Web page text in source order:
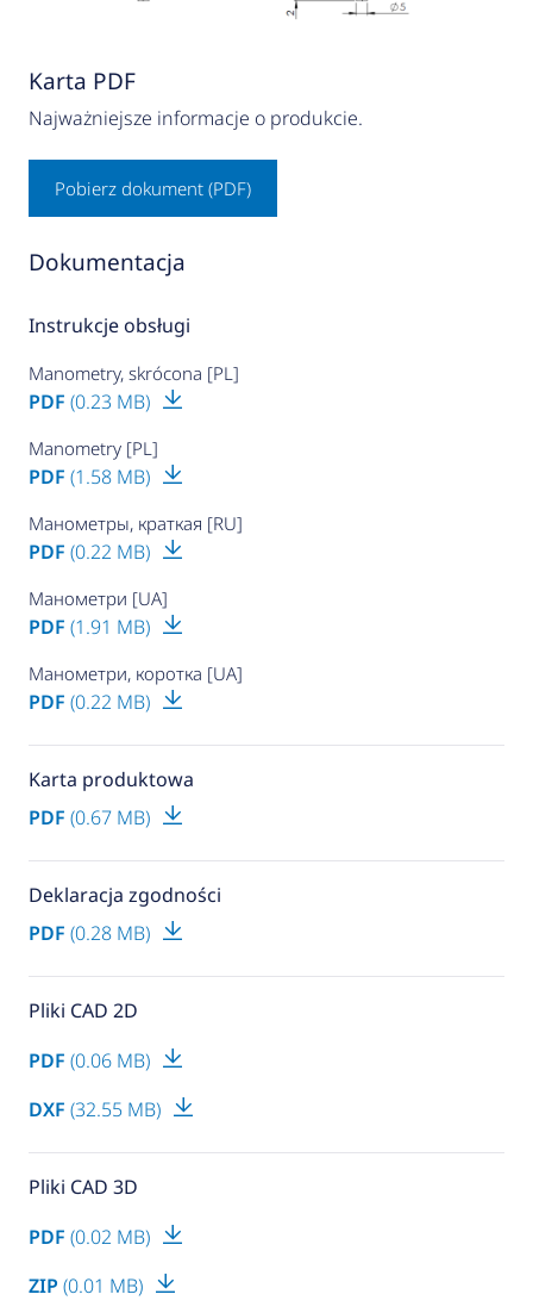
Karta PDF
Najważniejsze informacje o produkcie.
Pobierz dokument (PDF)
Dokumentacja
Instrukcje obsługi
Manometry, skrócona [PL]
PDF (0.23 MB)
Manometry [PL]
PDF (1.58 MB)
Манометры, краткая [RU]
PDF (0.22 MB)
Манометри [UA]
PDF (1.91 MB)
Манометри, коротка [UA]
PDF (0.22 MB)
Karta produktowa
PDF (0.67 MB)
Deklaracja zgodności
PDF (0.28 MB)
Pliki CAD 2D
PDF (0.06 MB)
DXF (32.55 MB)
Pliki CAD 3D
PDF (0.02 MB)
ZIP (0.01 MB)